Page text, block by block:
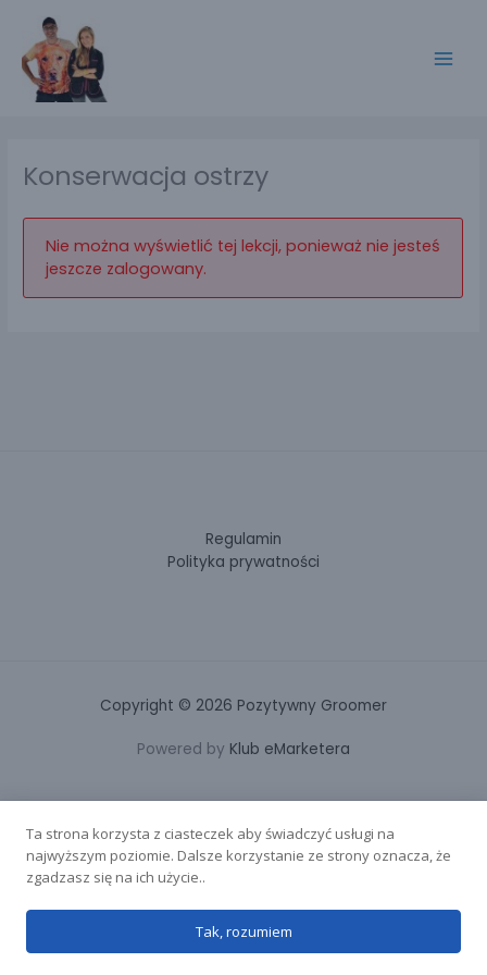
treści
Konserwacja ostrzy
Nie można wyświetlić tej lekcji, ponieważ nie jesteś
jeszcze zalogowany.
Regulamin
Polityka prywatności
Copyright © 2026 Pozytywny Groomer
Powered by Klub eMarketera
Ta strona korzysta z ciasteczek aby świadczyć usługi na
najwyższym poziomie. Dalsze korzystanie ze strony oznacza, że
zgadzasz się na ich użycie..
Tak, rozumiem